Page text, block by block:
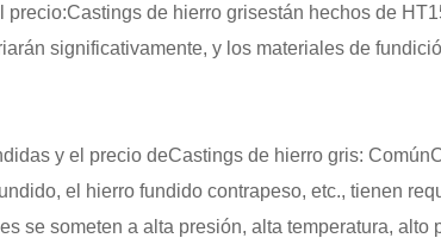
precio:Castings de hierro grisestán hechos de
significativamente, y los materiales de
y el precio deCastings de hierro gris: Común
el hierro fundido contrapeso, etc., tienen
se someten a alta presión, alta temperatura,